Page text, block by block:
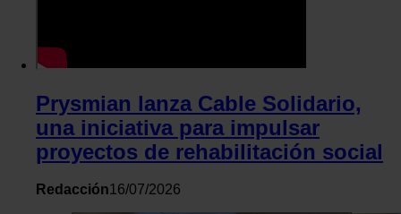
Prysmian lanza Cable Solidario,
una iniciativa para impulsar
proyectos de rehabilitación social
Redacción16/07/2026